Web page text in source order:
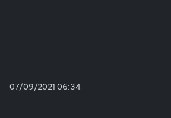
07/09/2021 06:34